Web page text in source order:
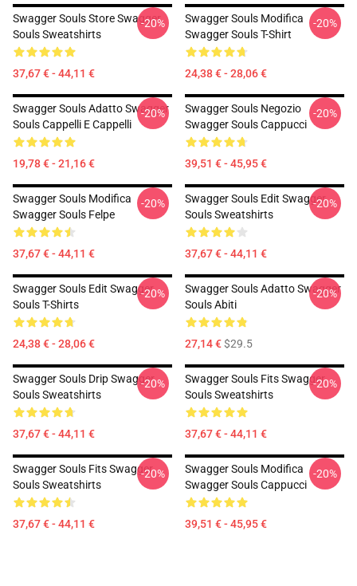
Swagger Souls Store Swagger
Souls Sweatshirts
37,67 € - 44,11 €
-20%
Swagger Souls Modifica
Swagger Souls T-Shirt
24,38 € - 28,06 €
-20%
Swagger Souls Adatto Swagger
Souls Cappelli E Cappelli
19,78 € - 21,16 €
-20%
Swagger Souls Negozio
Swagger Souls Cappucci
39,51 € - 45,95 €
-20%
Swagger Souls Modifica
Swagger Souls Felpe
37,67 € - 44,11 €
-20%
Swagger Souls Edit Swagger
Souls Sweatshirts
37,67 € - 44,11 €
-20%
Swagger Souls Edit Swagger
Souls T-Shirts
24,38 € - 28,06 €
-20%
Swagger Souls Adatto Swagger
Souls Abiti
27,14 €$29.5
-20%
Swagger Souls Drip Swagger
Souls Sweatshirts
37,67 € - 44,11 €
-20%
Swagger Souls Fits Swagger
Souls Sweatshirts
37,67 € - 44,11 €
-20%
Swagger Souls Fits Swagger
Souls Sweatshirts
37,67 € - 44,11 €
-20%
Swagger Souls Modifica
Swagger Souls Cappucci
39,51 € - 45,95 €
-20%